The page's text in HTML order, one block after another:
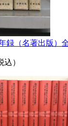
録（名著出版）
込）